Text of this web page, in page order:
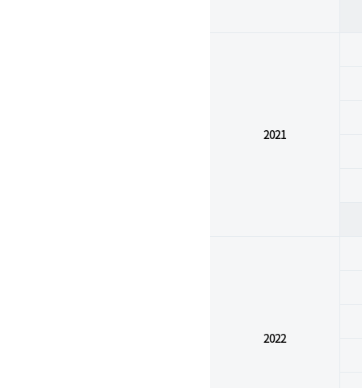
2021
2022